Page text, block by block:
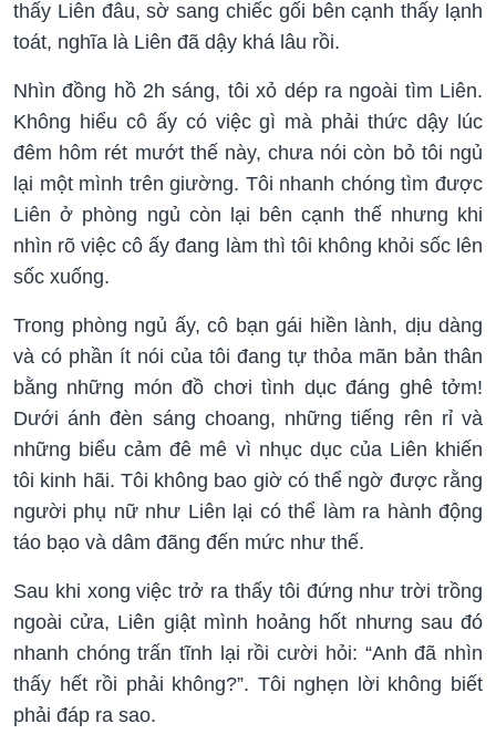
thấy Liên đâu, sờ sang chiếc gối bên cạnh thấy lạnh
toát, nghĩa là Liên đã dậy khá lâu rồi.
Nhìn đồng hồ 2h sáng, tôi xỏ dép ra ngoài tìm Liên.
Không hiểu cô ấy có việc gì mà phải thức dậy lúc
đêm hôm rét mướt thế này, chưa nói còn bỏ tôi ngủ
lại một mình trên giường. Tôi nhanh chóng tìm được
Liên ở phòng ngủ còn lại bên cạnh thế nhưng khi
nhìn rõ việc cô ấy đang làm thì tôi không khỏi sốc lên
sốc xuống.
Trong phòng ngủ ấy, cô bạn gái hiền lành, dịu dàng
và có phần ít nói của tôi đang tự thỏa mãn bản thân
bằng những món đồ chơi tình dục đáng ghê tởm!
Dưới ánh đèn sáng choang, những tiếng rên rỉ và
những biểu cảm đê mê vì nhục dục của Liên khiến
tôi kinh hãi. Tôi không bao giờ có thể ngờ được rằng
người phụ nữ như Liên lại có thể làm ra hành động
táo bạo và dâm đãng đến mức như thế.
Sau khi xong việc trở ra thấy tôi đứng như trời trồng
ngoài cửa, Liên giật mình hoảng hốt nhưng sau đó
nhanh chóng trấn tĩnh lại rồi cười hỏi: “Anh đã nhìn
thấy hết rồi phải không?”. Tôi nghẹn lời không biết
phải đáp ra sao.